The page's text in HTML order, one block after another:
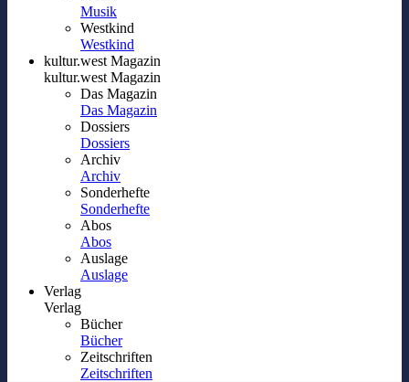
Musik
Westkind
Westkind
kultur.west Magazin
kultur.west Magazin
Das Magazin
Das Magazin
Dossiers
Dossiers
Archiv
Archiv
Sonderhefte
Sonderhefte
Abos
Abos
Auslage
Auslage
Verlag
Verlag
Bücher
Bücher
Zeitschriften
Zeitschriften